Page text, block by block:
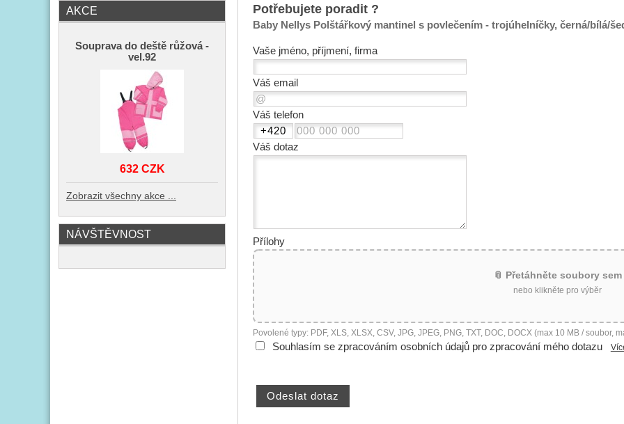
Potřebujete poradit ?
Baby Nellys Polštářkový mantinel s povlečením - trojúhelníčky, černá/bílá/
Vaše jméno, příjmení, firma
Váš email
Váš telefon
Váš dotaz
Přílohy
📎 Přetáhněte soubory sem
nebo klikněte pro výběr
Povolené typy: PDF, XLS, XLSX, CSV, JPG, JPEG, PNG, TXT, DOC, DOCX (max 10 MB / soubor,
Souhlasím se zpracováním osobních údajů pro zpracování mého dotazu
AKCE
Souprava do deště růžová -
vel.92
632 CZK
Zobrazit všechny akce ...
NÁVŠTĚVNOST